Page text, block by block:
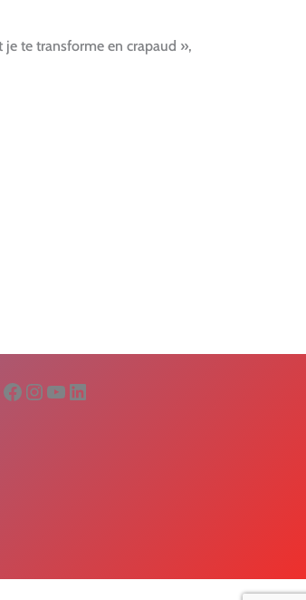
je te transforme en crapaud »,
Facebook
Instagram
YouTube
LinkedIn